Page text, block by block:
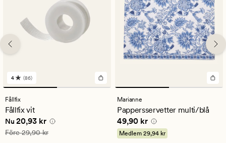
86
omdömen
med
ett
genomsnittligt
betyg
på
4
4 (86)
Fållfix
Fållfix vit
Nuvarande pris
Nu 20,93 kr
Ordinarie pris
Före29,90 kr
Marianne
Pappersservetter multi/blå
Pris 49,90 kr
49,90 kr
Medlem 29,94 kr